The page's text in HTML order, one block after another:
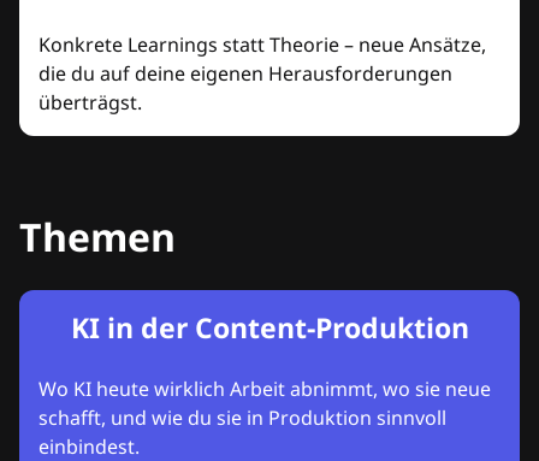
Konkrete Learnings statt Theorie – neue Ansätze,
die du auf deine eigenen Herausforderungen
überträgst.
Themen
KI in der Content-Produktion
Wo KI heute wirklich Arbeit abnimmt, wo sie neue
schafft, und wie du sie in Produktion sinnvoll
einbindest.